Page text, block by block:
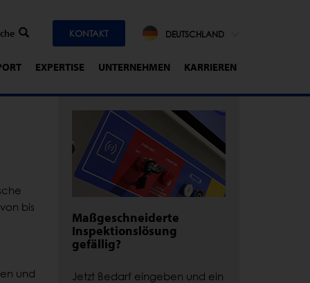
KONTAKT DEUTSCHLAND
EXPERTISE UNTERNEHMEN KARRIEREN
bis
und
Maßgeschneiderte
Inspektionslösung
gefällig?
Jetzt Bedarf eingeben und ein